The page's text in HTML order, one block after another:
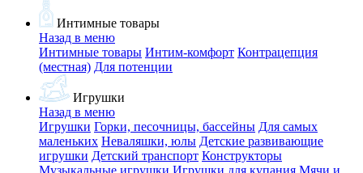
Интимные товары
Назад в меню
Интимные товары Интим-комфорт Контрацепция
(местная) Для потенции
Игрушки
Назад в меню
Игрушки Горки, песочницы, бассейны Для самых
маленьких Неваляшки, юлы Детские развивающие
игрушки Детский транспорт Конструкторы
Музыкальные игрушки Игрушки для купания Мячи и